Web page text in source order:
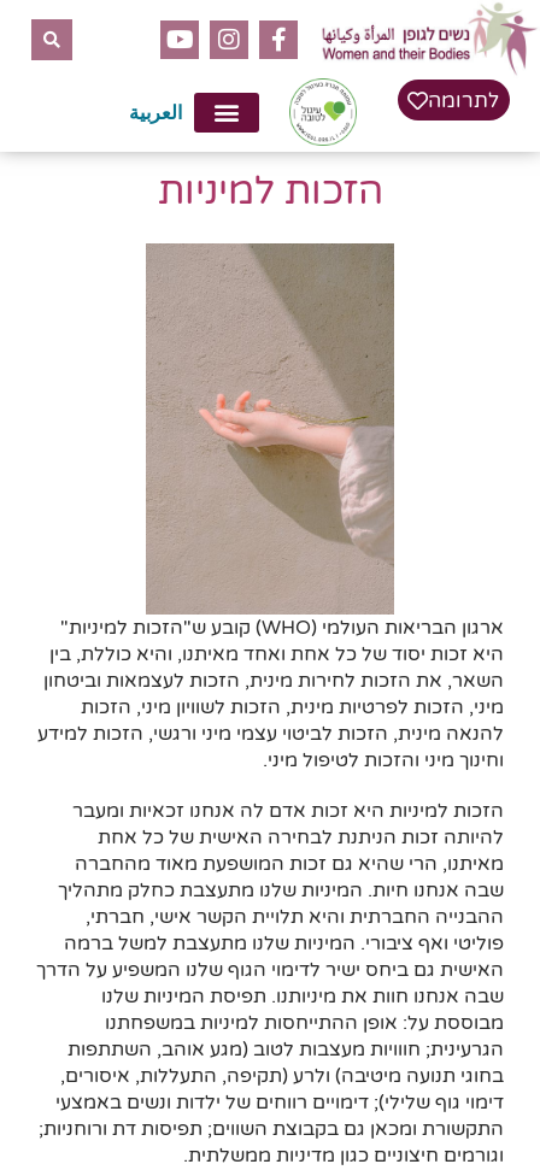
לתוכן
לתרומה العربية
הזכות למיניות
ארגון הבריאות העולמי (WHO) קובע ש"הזכות למיניות"
היא זכות יסוד של כל אחת ואחד מאיתנו, והיא כוללת, בין
השאר, את הזכות לחירות מינית, הזכות לעצמאות וביטחון
מיני, הזכות לפרטיות מינית, הזכות לשוויון מיני, הזכות
להנאה מינית, הזכות לביטוי עצמי מיני ורגשי, הזכות למידע
וחינוך מיני והזכות לטיפול מיני.
הזכות למיניות היא זכות אדם לה אנחנו זכאיות ומעבר
להיותה זכות הניתנת לבחירה האישית של כל אחת
מאיתנו, הרי שהיא גם זכות המושפעת מאוד מהחברה
שבה אנחנו חיות. המיניות שלנו מתעצבת כחלק מתהליך
ההבנייה החברתית והיא תלויית הקשר אישי, חברתי,
פוליטי ואף ציבורי. המיניות שלנו מתעצבת למשל ברמה
האישית גם ביחס ישיר לדימוי הגוף שלנו המשפיע על הדרך
שבה אנחנו חוות את מיניותנו. תפיסת המיניות שלנו
מבוססת על: אופן ההתייחסות למיניות במשפחתנו
הגרעינית; חווויות מעצבות לטוב (מגע אוהב, השתתפות
בחוגי תנועה מיטיבה) ולרע (תקיפה, התעללות, איסורים,
דימוי גוף שלילי); דימויים רווחים של ילדות ונשים באמצעי
התקשורת ומכאן גם בקבוצת השווים; תפיסות דת ורוחניות;
וגורמים חיצוניים כגון מדיניות ממשלתית.